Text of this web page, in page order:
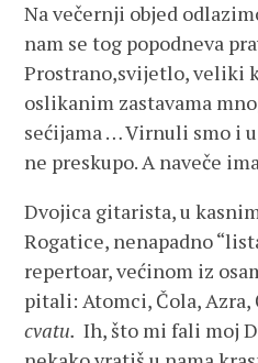
Na večernji objed
nam se tog popodneva
Prostrano,svijetlo, veliki
oslikanim zastavama
sećijama … Virnuli smo i
ne preskupo. A naveče
Dvojica gitarista, u
Rogatice, nenapadno
repertoar, većinom iz
pitali: Atomci, Čola,
cvatu. Ih, što mi fali moj